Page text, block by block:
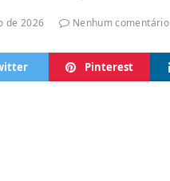
de 2026 Nenhum comentário
Pinterest